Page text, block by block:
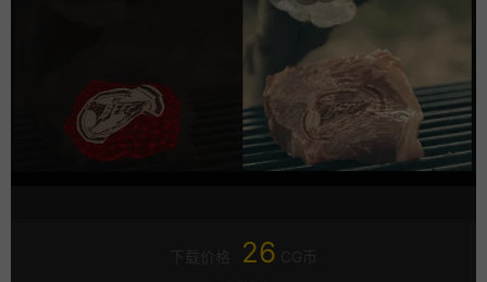
26